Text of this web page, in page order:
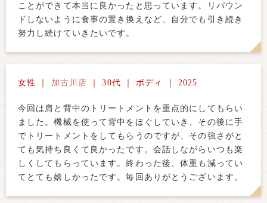
ことができて本当に良かったと思っています。リバウン
ドしないように食事の置き換えなど、自分でも引き続き
努力し続けていきたいです。
女性 ｜ 加古川店 ｜ 30代 ｜ ボディ ｜ 2025
今回は肩と背中のトリートメントを重点的にしてもらい
ました。機械を使って背中をほぐしていき、その後に手
でトリートメントをしてもらうのですが、その強さがと
ても気持ち良くて良かったです。会話しながらいつも楽
しくしてもらっています。終わった後、体重も減ってい
てとても嬉しかったです。毎回ありがとうございます。